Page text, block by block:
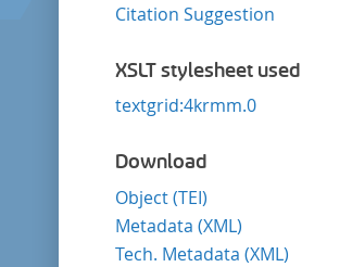
Citation Suggestion
XSLT stylesheet used
textgrid:4krmm.0
Download
Object (TEI)
Metadata (XML)
Tech. Metadata (XML)